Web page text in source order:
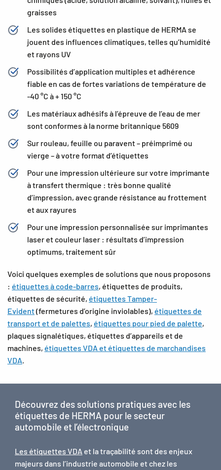
graisses
Les solides étiquettes en plastique de HERMA se
jouent des influences climatiques, telles qu’humidité
et rayons UV
Possibilités d’application multiples et adhérence
fiable en cas de fortes variations de température de
-40 °C à + 150 °C
Les matériaux adhésifs à l’épreuve de l’eau de mer
sont conformes à la norme britannique 5609
Sur rouleau, feuille ou paravent – préimprimé ou
vierge – à votre format d’étiquettes
Pour une impression ultérieure sur votre imprimante
à transfert thermique : très bonne qualité
d’impression, avec grande résistance au frottement
et aux rayures
Pour une impression personnalisée sur imprimantes
laser et couleur laser : résultats d’impression
optimums, traitement sûr
Voici quelques exemples de solutions que nous proposons
: étiquettes à code-barres, étiquettes de produits,
étiquettes de sécurité, étiquettes Tamper-
Evident(fermetures d’origine inviolables), étiquettes de
transport et de palettes, étiquettes pour pied de palette,
plaques signalétiques, étiquettes d’appareils et de
machines, étiquettes VDA et étiquettes de marchandises
VDA
Découvrez des solutions pratiques avec les
étiquettes de HERMA pour le secteur
automobile et l’électronique
Les étiquettes VDA et la traçabilité sont des enjeux
majeurs dans l’industrie automobile et chez les